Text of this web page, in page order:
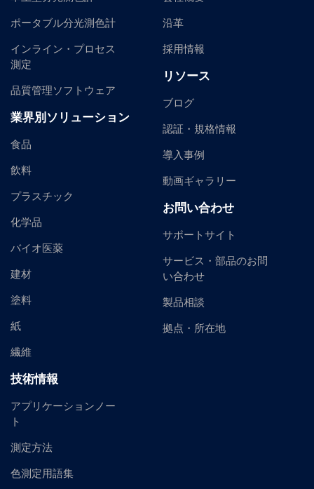
ポータブル分光測色計
インライン・プロセス
測定
品質管理ソフトウェア
業界別ソリューション
食品
飲料
プラスチック
化学品
バイオ医薬
建材
塗料
紙
繊維
技術情報
アプリケーションノー
ト
測定方法
色測定用語集
沿革
採用情報
リソース
ブログ
認証・規格情報
導入事例
動画ギャラリー
お問い合わせ
サポートサイト
サービス・部品のお問
い合わせ
製品相談
拠点・所在地